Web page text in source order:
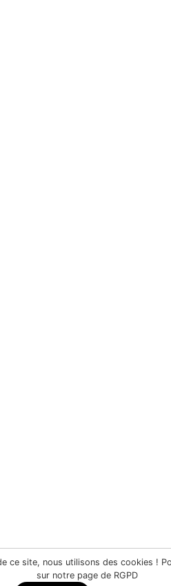
ce site, nous utilisons des cookies !
sur notre page de RGPD